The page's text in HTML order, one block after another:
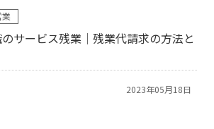
業
のサービス残業│残業代請求の方法と
2023年05月18日